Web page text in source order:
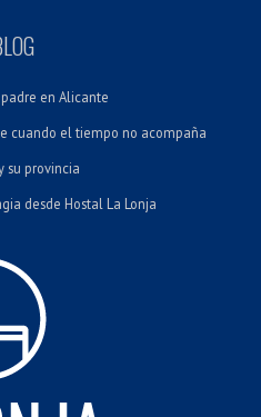
en Alicante
cuando el tiempo no acompaña
su provincia
desde Hostal La Lonja